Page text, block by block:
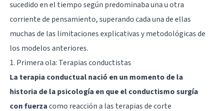
sucedido en el tiempo según predominaba una u otra
corriente de pensamiento, superando cada una de ellas
muchas de las limitaciones explicativas y metodológicas de
los modelos anteriores.
1. Primera ola: Terapias conductistas
La terapia conductual nació en un momento de la
historia de la psicología en que el conductismo surgía
con fuerzacomo reacción a las terapias de corte